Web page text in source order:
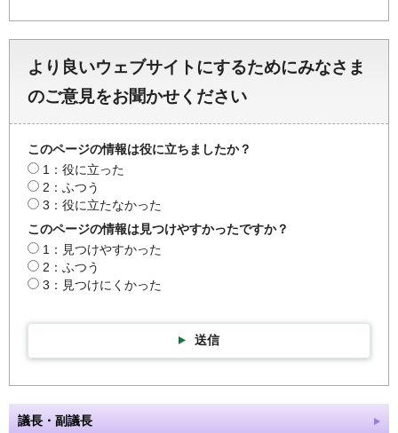
より良いウェブサイトにするためにみなさま
のご意見をお聞かせください
このページの情報は役に立ちましたか？
1：役に立った
2：ふつう
3：役に立たなかった
このページの情報は見つけやすかったですか？
1：見つけやすかった
2：ふつう
3：見つけにくかった
送信
議長・副議長